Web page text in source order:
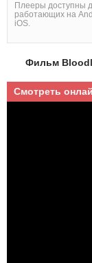
Плееры доступны
работающих на
iOS.
Фильм
Смотреть